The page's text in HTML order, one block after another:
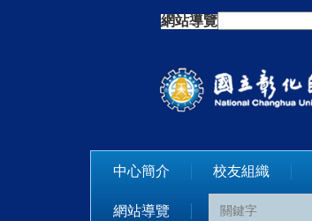
網站導覽
中心簡介 校友組織
網站導覽